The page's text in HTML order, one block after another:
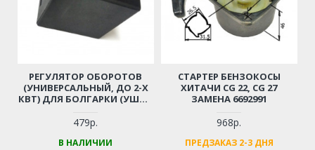
РЕГУЛЯТОР ОБОРОТОВ
(УНИВЕРСАЛЬНЫЙ, ДО 2-Х
КВТ) ДЛЯ БОЛГАРКИ (УШМ),
ПЕРФОРАТОРА, ДРЕЛИ И ПР.
479р.
В НАЛИЧИИ
СТАРТЕР БЕНЗОКОСЫ
ХИТАЧИ CG 22, CG 27
ЗАМЕНА 6692991
968р.
ПРЕДЗАКАЗ 2-3 ДНЯ